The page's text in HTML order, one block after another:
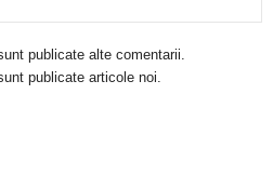
publicate alte comentarii.
publicate articole noi.